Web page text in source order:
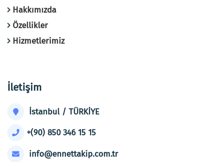
Hakkımızda
Özellikler
Hizmetlerimiz
İletişim
İstanbul / TÜRKİYE
+(90) 850 346 15 15
info@ennettakip.com.tr